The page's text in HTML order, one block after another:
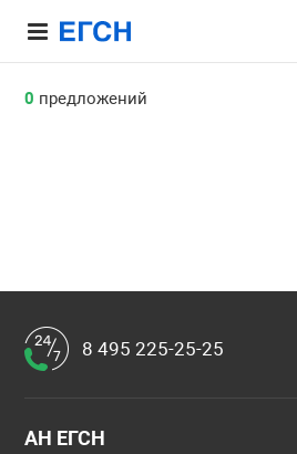
0 предложений
8 495 225-25-25
АН ЕГСН